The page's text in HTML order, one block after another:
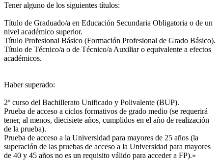
Tener alguno de los siguientes títulos:
Título de Graduado/a en Educación Secundaria Obligatoria o de un
nivel académico superior.
Título Profesional Básico (Formación Profesional de Grado Básico).
Título de Técnico/a o de Técnico/a Auxiliar o equivalente a efectos
académicos.
Haber superado:
2º curso del Bachillerato Unificado y Polivalente (BUP).
Prueba de acceso a ciclos formativos de grado medio (se requerirá
tener, al menos, diecisiete años, cumplidos en el año de realización
de la prueba).
Prueba de acceso a la Universidad para mayores de 25 años (la
superación de las pruebas de acceso a la Universidad para mayores
de 40 y 45 años no es un requisito válido para acceder a FP).»